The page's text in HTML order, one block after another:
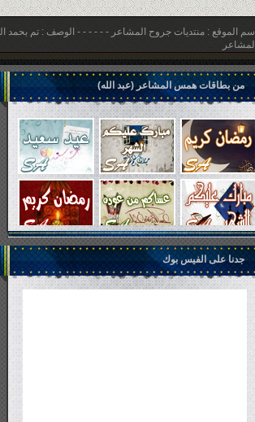
اسم الموقع : اخبارية الدار الالكترونية - - - - - - الوصف : تم بحمد
الالكترونية
من بطاقات همس المشاعر (عبد الله)
جدنا على الفيس بوك